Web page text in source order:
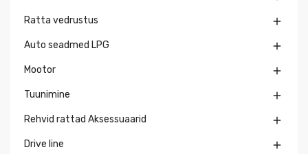
Ratta vedrustus 
Auto seadmed LPG 
Mootor 
Tuunimine 
Rehvid rattad Aksessuaarid 
Drive line 